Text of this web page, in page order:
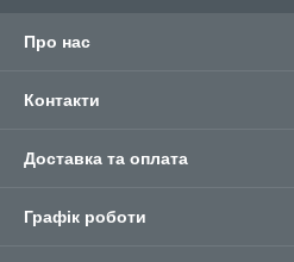
Про нас
Контакти
Доставка та оплата
Графік роботи